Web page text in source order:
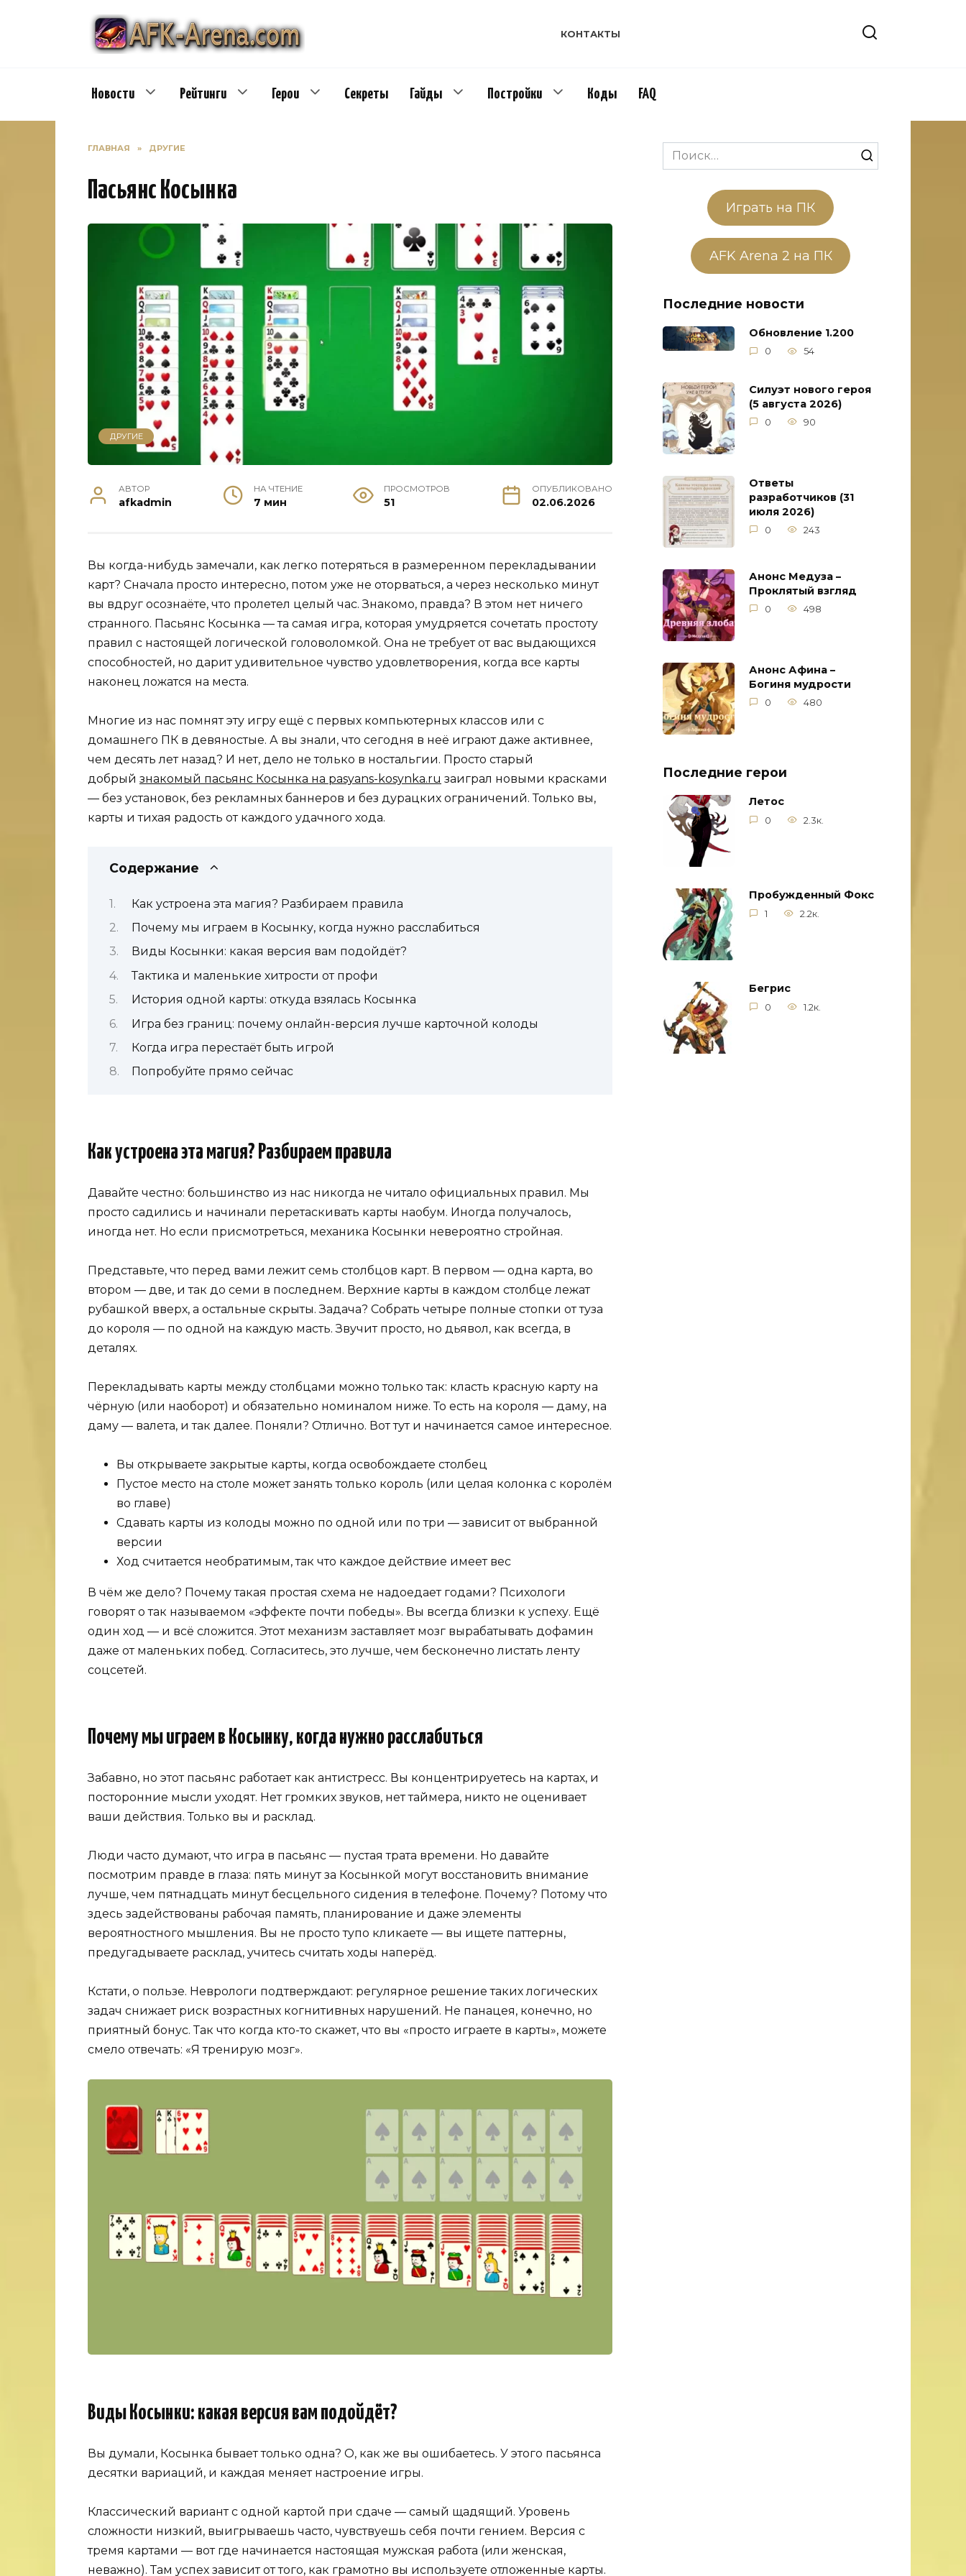
КОНТАКТЫ
Новости Рейтинги Герои Секреты Гайды Постройки Коды FAQ
ГЛАВНАЯ » ДРУГИЕ
Пасьянс Косынка
ДРУГИЕ
АВТОР
afkadmin
НА ЧТЕНИЕ
7 мин
ПРОСМОТРОВ
51
ОПУБЛИКОВАНО
02.06.2026
Вы когда-нибудь замечали, как легко потеряться в размеренном перекладывании
карт? Сначала просто интересно, потом уже не оторваться, а через несколько минут
вы вдруг осознаёте, что пролетел целый час. Знакомо, правда? В этом нет ничего
странного. Пасьянс Косынка — та самая игра, которая умудряется сочетать простоту
правил с настоящей логической головоломкой. Она не требует от вас выдающихся
способностей, но дарит удивительное чувство удовлетворения, когда все карты
наконец ложатся на места.
Многие из нас помнят эту игру ещё с первых компьютерных классов или с
домашнего ПК в девяностые. А вы знали, что сегодня в неё играют даже активнее,
чем десять лет назад? И нет, дело не только в ностальгии. Просто старый
добрый знакомый пасьянс Косынка на pasyans-kosynka.ru заиграл новыми красками
— без установок, без рекламных баннеров и без дурацких ограничений. Только вы,
карты и тихая радость от каждого удачного хода.
Содержание
Как устроена эта магия? Разбираем правила
Почему мы играем в Косынку, когда нужно расслабиться
Виды Косынки: какая версия вам подойдёт?
Тактика и маленькие хитрости от профи
История одной карты: откуда взялась Косынка
Игра без границ: почему онлайн-версия лучше карточной колоды
Когда игра перестаёт быть игрой
Попробуйте прямо сейчас
Как устроена эта магия? Разбираем правила
Давайте честно: большинство из нас никогда не читало официальных правил. Мы
просто садились и начинали перетаскивать карты наобум. Иногда получалось,
иногда нет. Но если присмотреться, механика Косынки невероятно стройная.
Представьте, что перед вами лежит семь столбцов карт. В первом — одна карта, во
втором — две, и так до семи в последнем. Верхние карты в каждом столбце лежат
рубашкой вверх, а остальные скрыты. Задача? Собрать четыре полные стопки от туза
до короля — по одной на каждую масть. Звучит просто, но дьявол, как всегда, в
деталях.
Перекладывать карты между столбцами можно только так: класть красную карту на
чёрную (или наоборот) и обязательно номиналом ниже. То есть на короля — даму, на
даму — валета, и так далее. Поняли? Отлично. Вот тут и начинается самое интересное.
Вы открываете закрытые карты, когда освобождаете столбец
Пустое место на столе может занять только король (или целая колонка с королём
во главе)
Сдавать карты из колоды можно по одной или по три — зависит от выбранной
версии
Ход считается необратимым, так что каждое действие имеет вес
В чём же дело? Почему такая простая схема не надоедает годами? Психологи
говорят о так называемом «эффекте почти победы». Вы всегда близки к успеху. Ещё
один ход — и всё сложится. Этот механизм заставляет мозг вырабатывать дофамин
даже от маленьких побед. Согласитесь, это лучше, чем бесконечно листать ленту
соцсетей.
Почему мы играем в Косынку, когда нужно расслабиться
Забавно, но этот пасьянс работает как антистресс. Вы концентрируетесь на картах, и
посторонние мысли уходят. Нет громких звуков, нет таймера, никто не оценивает
ваши действия. Только вы и расклад.
Люди часто думают, что игра в пасьянс — пустая трата времени. Но давайте
посмотрим правде в глаза: пять минут за Косынкой могут восстановить внимание
лучше, чем пятнадцать минут бесцельного сидения в телефоне. Почему? Потому что
здесь задействованы рабочая память, планирование и даже элементы
вероятностного мышления. Вы не просто тупо кликаете — вы ищете паттерны,
предугадываете расклад, учитесь считать ходы наперёд.
Кстати, о пользе. Неврологи подтверждают: регулярное решение таких логических
задач снижает риск возрастных когнитивных нарушений. Не панацея, конечно, но
приятный бонус. Так что когда кто-то скажет, что вы «просто играете в карты», можете
смело отвечать: «Я тренирую мозг».
Виды Косынки: какая версия вам подойдёт?
Вы думали, Косынка бывает только одна? О, как же вы ошибаетесь. У этого пасьянса
десятки вариаций, и каждая меняет настроение игры.
Классический вариант с одной картой при сдаче — самый щадящий. Уровень
сложности низкий, выигрываешь часто, чувствуешь себя почти гением. Версия с
тремя картами — вот где начинается настоящая мужская работа (или женская,
неважно). Там успех зависит от того, как грамотно вы используете отложенные карты.
Search
for:
Играть на ПК
AFK Arena 2 на ПК
Последние новости
Обновление 1.200
0 54
Силуэт нового героя
(5 августа 2026)
0 90
Ответы
разработчиков (31
июля 2026)
0 243
Анонс Медуза –
Проклятый взгляд
0 498
Анонс Афина –
Богиня мудрости
0 480
Последние герои
Летос
0 2.3к.
Пробужденный Фокс
1 2.2к.
Бегрис
0 1.2к.